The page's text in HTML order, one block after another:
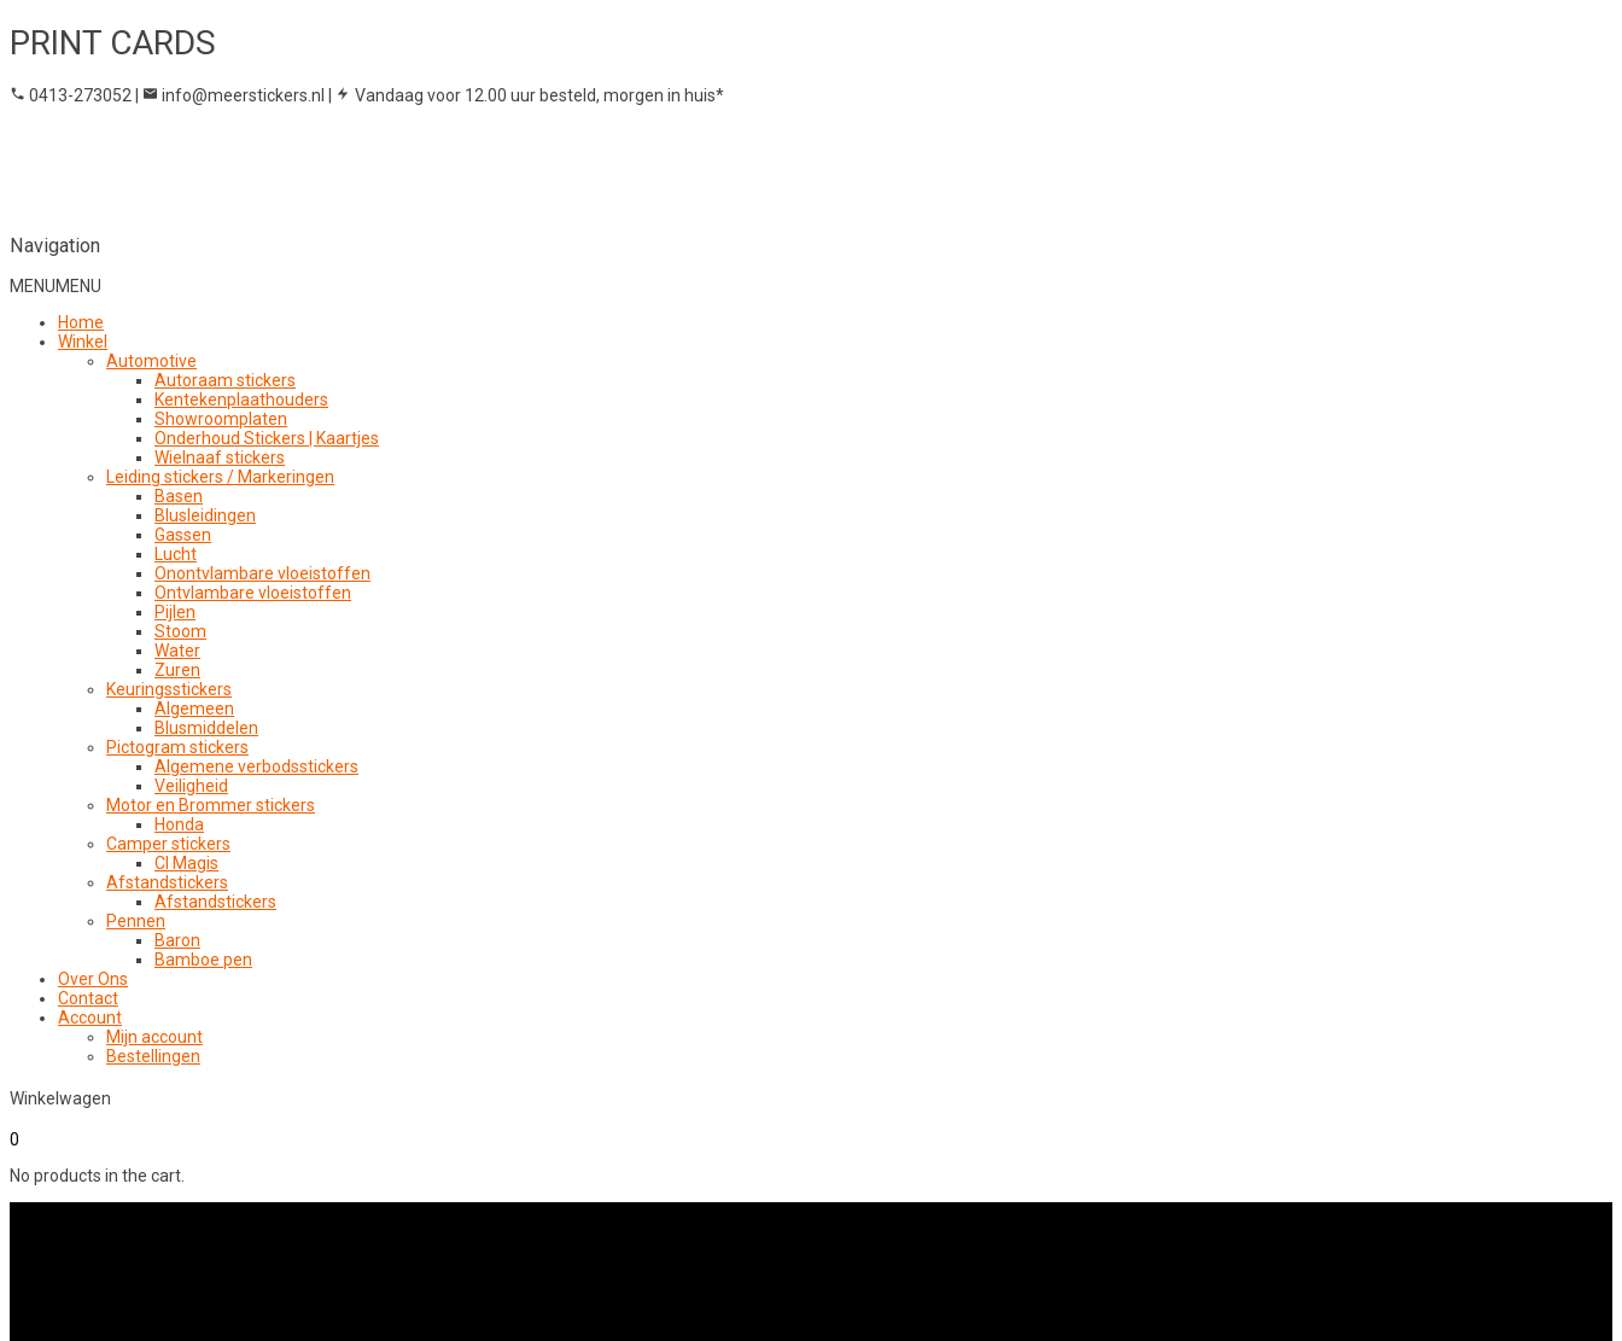
PRINT CARDS
0413-273052 | info@meerstickers.nl | Vandaag voor 12.00 uur besteld, morgen in huis*
Navigation
MENUMENU
Home
Winkel
Automotive
Autoraam stickers
Kentekenplaathouders
Showroomplaten
Onderhoud Stickers | Kaartjes
Wielnaaf stickers
Leiding stickers / Markeringen
Basen
Blusleidingen
Gassen
Lucht
Onontvlambare vloeistoffen
Ontvlambare vloeistoffen
Pijlen
Stoom
Water
Zuren
Keuringsstickers
Algemeen
Blusmiddelen
Pictogram stickers
Algemene verbodsstickers
Veiligheid
Motor en Brommer stickers
Honda
Camper stickers
CI Magis
Afstandstickers
Afstandstickers
Pennen
Baron
Bamboe pen
Over Ons
Contact
Account
Mijn account
Bestellingen
Winkelwagen
0
No products in the cart.